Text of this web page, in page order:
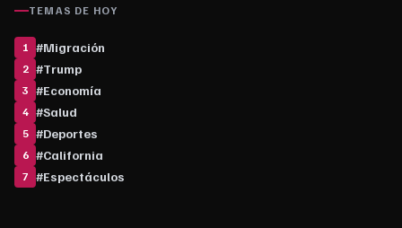
TEMAS DE HOY
1 #Migración
2 #Trump
3 #Economía
4 #Salud
5 #Deportes
6 #California
7 #Espectáculos